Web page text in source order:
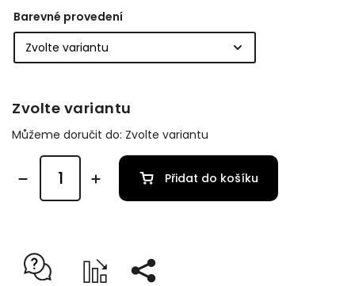
Barevné provedení
Zvolte variantu
Můžeme doručit do: Zvolte variantu
Přidat do košíku